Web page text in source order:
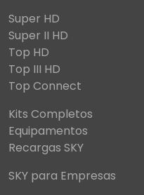
Super HD
Super II HD
Top HD
Top III HD
Top Connect
Kits Completos
Equipamentos
Recargas SKY
SKY para Empresas